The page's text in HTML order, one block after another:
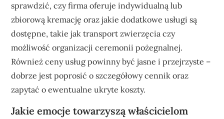
sprawdzić, czy firma oferuje indywidualną lub
zbiorową kremację oraz jakie dodatkowe usługi są
dostępne, takie jak transport zwierzęcia czy
możliwość organizacji ceremonii pożegnalnej.
Również ceny usług powinny być jasne i przejrzyste –
dobrze jest poprosić o szczegółowy cennik oraz
zapytać o ewentualne ukryte koszty.
Jakie emocje towarzyszą właścicielom